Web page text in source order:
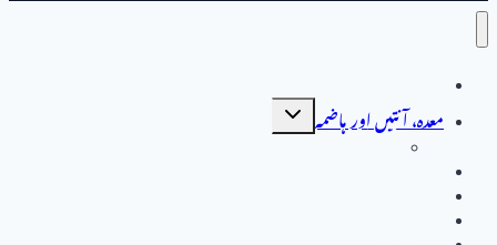
معدہ، آنتیں اور ہاضمہ
Toggle